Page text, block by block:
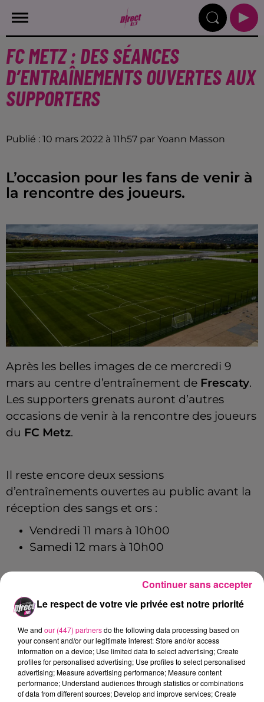
FC METZ : DES SÉANCES
D’ENTRAÎNEMENTS OUVERTES AUX
SUPPORTERS
Publié : 10 mars 2022 à 11h57 par Yoann Masson
L’occasion pour les fans de venir à
la rencontre des joueurs.
Après les belles images de ce mercredi 9
mars au centre d’entraînement de Frescaty.
Les supporters grenats auront d’autres
occasions de venir à la rencontre des joueurs
du FC Metz.
Il reste encore deux sessions
d’entraînements ouvertes au public avant la
réception des sangs et ors :
Vendredi 11 mars à 10h00
Samedi 12 mars à 10h00
Pour ces différentes sessions, la présentation
d’unpass vaccinal(pour les personnes
sanitaire (pour les personnes âgées de 12 ans
à 15 ans) est demandée et le masque est
obligatoire.
Ce dimanche, le club à la croix de lorraine
Le respect de votre vie privée est notre priorité
We and our (447) partnersdo the following data processing based on
your consent and/or our legitimate interest: Store and/or access
information on a device; Use limited data to select advertising; Create
profiles for personalised advertising; Use profiles to select personalised
advertising; Measure advertising performance; Measure content
performance; Understand audiences through statistics or combinations
of data from different sources; Develop and improve services; Create
Continuer sans accepter